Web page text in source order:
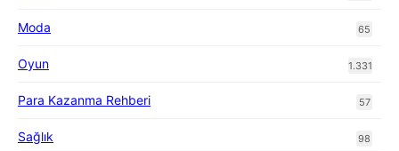
Moda 65
Oyun 1.331
Para Kazanma Rehberi 57
Sağlık 98